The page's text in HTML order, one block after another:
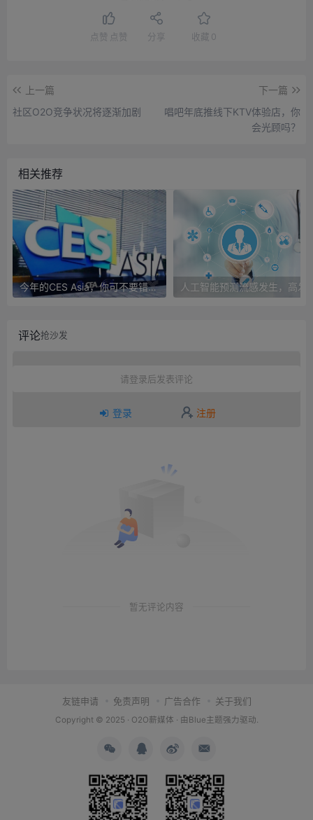
点赞 点赞 分享 收藏 0
上一篇
社区O2O竞争状况将逐渐加剧
下一篇
唱吧年底推线下KTV体验店，你
会光顾吗？
相关推荐
今年的CES Asia，你可不要错过这些自动驾驶看点
评论抢沙发
请登录后发表评论
登录 注册
暂无评论内容
友链申请 免责声明 广告合作 关于我们
Copyright © 2025 · O2O薪媒体 · 由 Blue主题强力驱动.